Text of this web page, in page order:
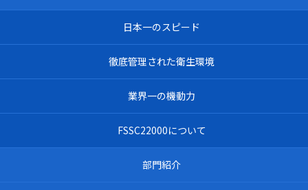
日本一のスピード
徹底管理された衛生環境
業界一の機動力
FSSC22000について
部門紹介